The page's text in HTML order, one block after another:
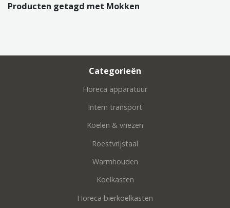
Producten getagd met Mokken
Categorieën
Horeca apparatuur
Intern transport
Koelen & vriezen
Roestvrijstaal
Warmhouden
Koelkasten
Horeca bierkoelkasten